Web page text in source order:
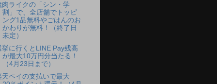
肉ライクの「シン・学
割」で、全店舗でトッピ
ング1品無料やごはんのお
かわりが無料！（終了日
未定）
挙に行くとLINE Pay残高
が最大10万円分当たる！
（4月23日まで）
天ペイの支払いで最大